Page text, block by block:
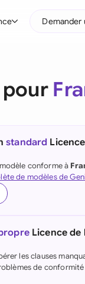
Entreprises
Demander
standard
conforme à
de modèles de
Licence de
les clauses
de